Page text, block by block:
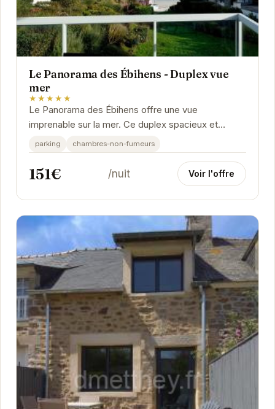
Le Panorama des Ébihens - Duplex vue
mer
★★★★★
Le Panorama des Ébihens offre une vue
imprenable sur la mer. Ce duplex spacieux et
lumineux est idéal pour des vacances relaxantes.
Profitez de son...
parking chambres-non-fumeurs
151€ /nuit Voir l'offre